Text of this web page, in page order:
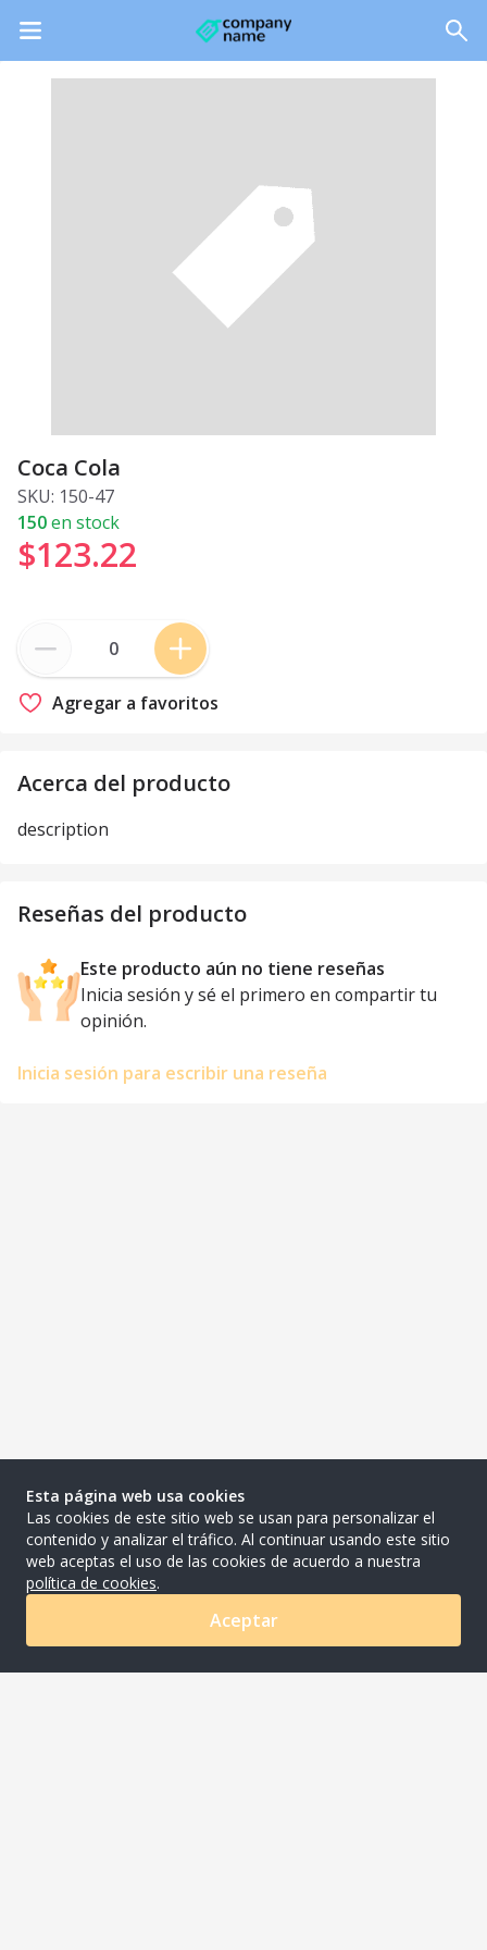
Coca Cola
SKU: 150-47
150en stock
$123.22
Agregar a favoritos
Acerca del producto
description
Reseñas del producto
Este producto aún no tiene reseñas
Inicia sesión y sé el primero en compartir tu
opinión.
Inicia sesión para escribir una reseña
Esta página web usa cookies
Las cookies de este sitio web se usan para personalizar el
contenido y analizar el tráfico. Al continuar usando este sitio
web aceptas el uso de las cookies de acuerdo a nuestra
política de cookies.
Aceptar